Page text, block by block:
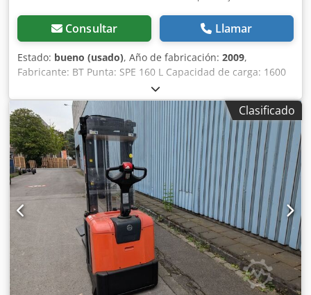
Consultar Llamar
Estado: bueno (usado), Año de fabricación: 2009,
Fabricante: BT Punta: SPE 160 L Capacidad de carga: 1600
kg Longitud de la horquilla: 1600 mm Año de fabricación:
2009 Crodpfxjlz Nyqe Acnjf Sin cargador ¡¡¡La batería debe
ser reemplazada/reparada!!!
Clasificado